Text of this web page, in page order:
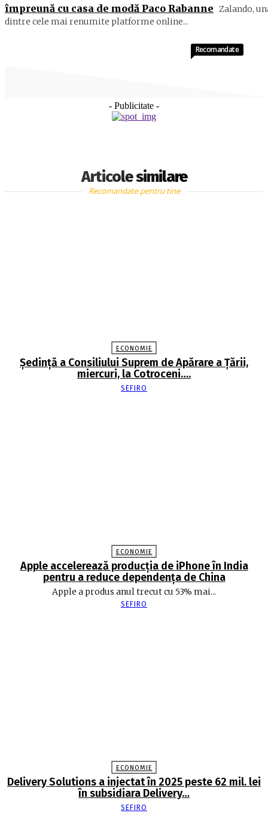
împreună cu casa de modă Paco Rabanne Zalando,
dintre cele mai renumite platforme online...
- Publicitate -
Articole similare
Recomandate
Recomandate pentru tine
ECONOMIE
Şedinţă a Consiliului Suprem de Apărare a Ţării,
miercuri, la Cotroceni….
SEFIRO
ECONOMIE
Apple accelerează producția de iPhone în India
pentru a reduce dependența de China
Apple a produs anul trecut cu 53% mai...
SEFIRO
ECONOMIE
Delivery Solutions a injectat în 2025 peste 62 mil. lei
în subsidiara Delivery…
SEFIRO